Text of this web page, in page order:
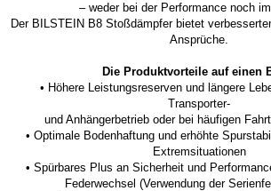
– weder bei der Performance noch
Der BILSTEIN B8 Stoßdämpfer bietet
Ansprüche.
Die Produktvorteile auf einen
• Höhere Leistungsreserven und längere
Transporter-
und Anhängerbetrieb oder bei häufigen
• Optimale Bodenhaftung und erhöhte
Extremsituationen
• Spürbares Plus an Sicherheit und
Federwechsel (Verwendung der